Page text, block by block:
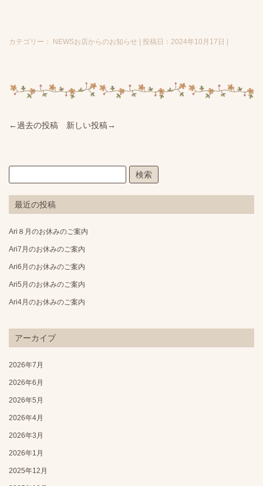
カテゴリー： NEWSお店からのお知らせ | 投稿日：2024年10月17日 |
←過去の投稿 新しい投稿→
最近の投稿
Ari８月のお休みのご案内
Ari7月のお休みのご案内
Ari6月のお休みのご案内
Ari5月のお休みのご案内
Ari4月のお休みのご案内
アーカイブ
2026年7月
2026年6月
2026年5月
2026年4月
2026年3月
2026年1月
2025年12月